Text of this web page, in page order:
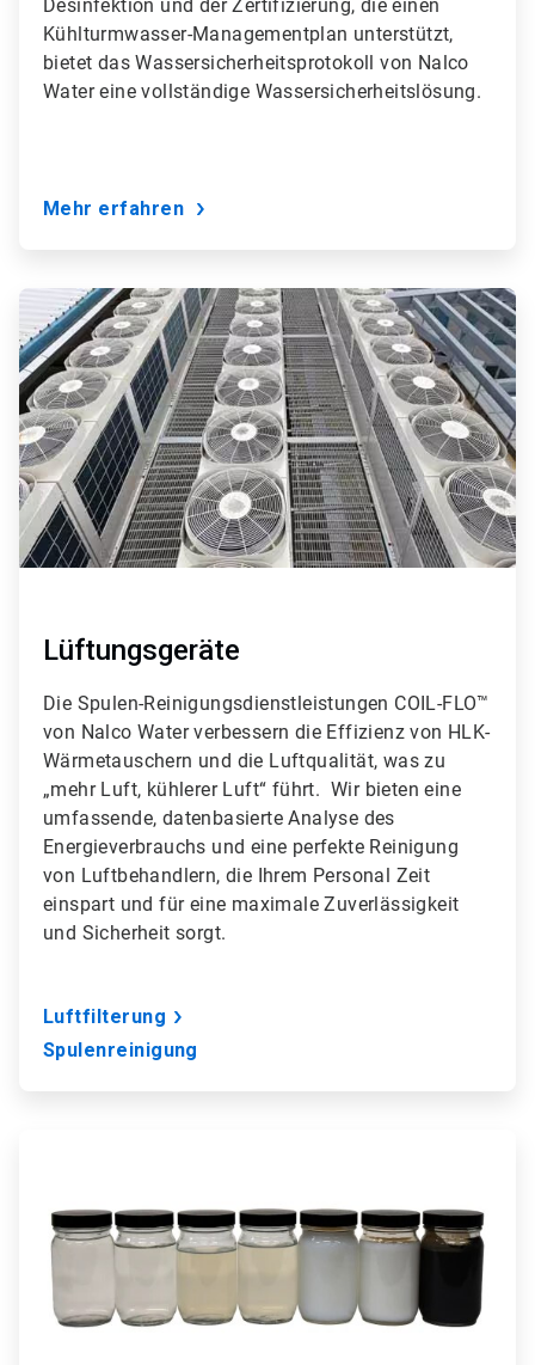
Desinfektion und der Zertifizierung, die einen
Kühlturmwasser-Managementplan unterstützt,
bietet das Wassersicherheitsprotokoll von Nalco
Water eine vollständige Wassersicherheitslösung.
Mehr erfahren
ArticleTile
von
9
Lüftungsgeräte
Die Spulen-Reinigungsdienstleistungen COIL-FLO™
von Nalco Water verbessern die Effizienz von HLK-
Wärmetauschern und die Luftqualität, was zu
„mehr Luft, kühlerer Luft“ führt. Wir bieten eine
umfassende, datenbasierte Analyse des
Energieverbrauchs und eine perfekte Reinigung
von Luftbehandlern, die Ihrem Personal Zeit
einspart und für eine maximale Zuverlässigkeit
und Sicherheit sorgt.
Luftfilterung
Spulenreinigung